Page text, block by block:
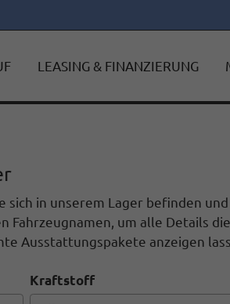
LEASING & FINANZIERUNG
sich in unserem Lager befinden
Fahrzeugnamen, um alle Details
Ausstattungspakete anzeigen
Kraftstoff